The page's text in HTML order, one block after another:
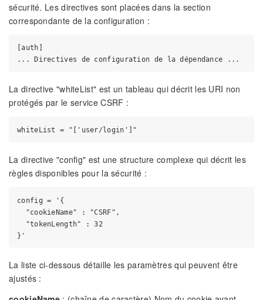
sécurité. Les directives sont placées dans la section
correspondante de la configuration :
[auth]
La directive "whiteList" est un tableau qui décrit les URI non
protégés par le service CSRF :
La directive "config" est une structure complexe qui décrit les
règles disponibles pour la sécurité :
config = '{
  "cookieName" : "CSRF",
  "tokenLength" : 32
La liste ci-dessous détaille les paramètres qui peuvent être
ajustés :